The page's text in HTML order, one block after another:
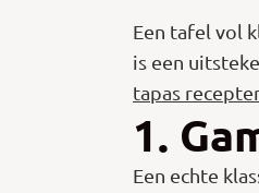
Een tafel vol
is een
tapas
1.
Een echte